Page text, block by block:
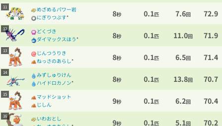
11
めざめるパワー岩
にぎりつぶす* 8秒 0.1匹 7.6回 72.9
12
どくづき
ダイマックスほう* 8秒 0.1匹 11.0回 71.9
13
じんつうりき
ねっさのあらし* 8秒 0.1匹 6.5回 71.4
14
みずしゅりけん
ハイドロカノン* 8秒 0.1匹 13.8回 70.7
15
マッドショット
じしん
9秒 0.1匹 6.2回 70.4
16
いわおとし
9秒 0.1匹 5.1回 70.2